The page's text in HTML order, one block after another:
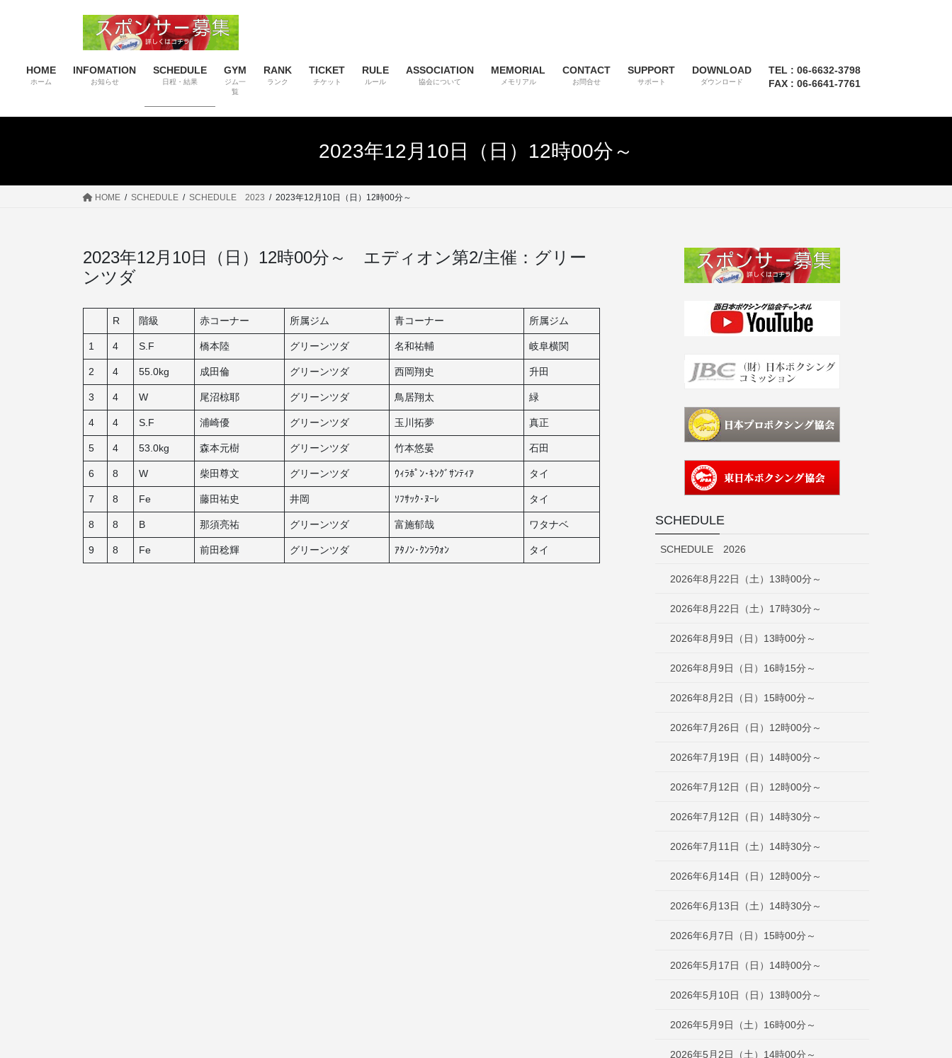
HOME
ホーム
INFOMATION
お知らせ
SCHEDULE
日程・結果
GYM
ジム一
覧
RANK
ランク
TICKET
チケット
RULE
ルール
ASSOCIATION
協会について
MEMORIAL
メモリアル
CONTACT
お問合せ
SUPPORT
サポート
DOWNLOAD
ダウンロード
TEL : 06-6632-3798
FAX : 06-6641-7761
2023年12月10日（日）12時00分～
HOME SCHEDULE SCHEDULE 2023 2023年12月10日（日）12時00分～
2023年12月10日（日）12時00分～ エディオン第2/主催：グリー
ンツダ
R 階級 赤コーナー 所属ジム 青コーナー 所属ジム
1 4 S.F 橋本陸 グリーンツダ 名和祐輔 岐阜横関
2 4 55.0kg 成田倫 グリーンツダ 西岡翔史 升田
3 4 W 尾沼椋耶 グリーンツダ 鳥居翔太 緑
4 4 S.F 浦崎優 グリーンツダ 玉川拓夢 真正
5 4 53.0kg 森本元樹 グリーンツダ 竹本悠晏 石田
6 8 W 柴田尊文 グリーンツダ ｳｨﾗﾎﾟﾝ･ｷﾝｸﾞｻﾝﾃｨｱ タイ
7 8 Fe 藤田祐史 井岡 ｿﾌｻｯｸ･ﾇｰﾚ タイ
8 8 B 那須亮祐 グリーンツダ 富施郁哉 ワタナベ
9 8 Fe 前田稔輝 グリーンツダ ｱﾀﾉﾝ･ｸﾝﾗｳｫﾝ タイ
SCHEDULE
SCHEDULE 2026
2026年8月22日（土）13時00分～
2026年8月22日（土）17時30分～
2026年8月9日（日）13時00分～
2026年8月9日（日）16時15分～
2026年8月2日（日）15時00分～
2026年7月26日（日）12時00分～
2026年7月19日（日）14時00分～
2026年7月12日（日）12時00分～
2026年7月12日（日）14時30分～
2026年7月11日（土）14時30分～
2026年6月14日（日）12時00分～
2026年6月13日（土）14時30分～
2026年6月7日（日）15時00分～
2026年5月17日（日）14時00分～
2026年5月10日（日）13時00分～
2026年5月9日（土）16時00分～
2026年5月2日（土）14時00分～